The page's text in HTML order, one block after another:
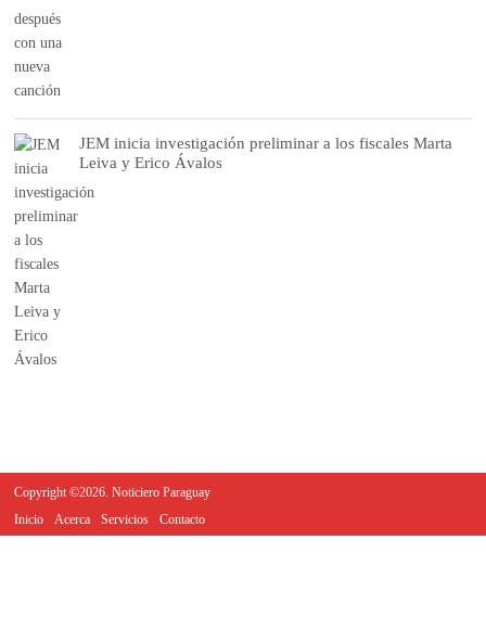
JEM inicia investigación preliminar a los fiscales Marta
Leiva y Erico Ávalos
Copyright ©2026. Noticiero Paraguay
Inicio
Acerca Servicios Contacto